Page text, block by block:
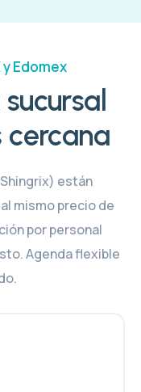
Edomex
cercana
están
al mismo precio de
por personal
Agenda flexible